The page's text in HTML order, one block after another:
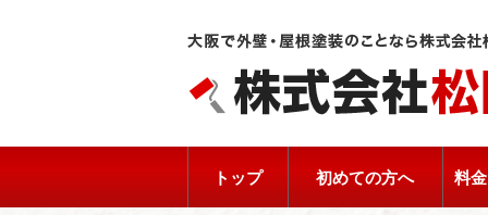
トップ 初めての方へ 料